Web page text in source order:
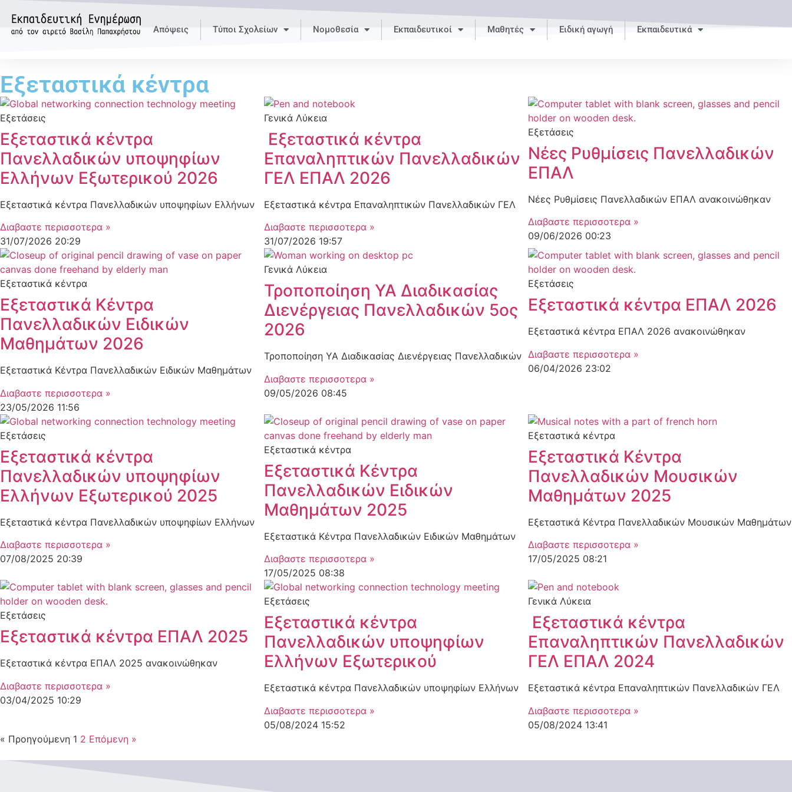
Απόψεις Τύποι Σχολείων Νομοθεσία Εκπαιδευτικοί Μαθητές Ειδική αγωγή Εκπαιδευτικά
Εξεταστικά κέντρα
Εξετάσεις
Εξεταστικά κέντρα
Πανελλαδικών υποψηφίων
Ελλήνων Εξωτερικού 2026
Εξεταστικά κέντρα Πανελλαδικών υποψηφίων Ελλήνων
Διαβαστε περισσοτερα »
31/07/2026 20:29
Γενικά Λύκεια
Εξεταστικά κέντρα
Επαναληπτικών Πανελλαδικών
ΓΕΛ ΕΠΑΛ 2026
Εξεταστικά κέντρα Επαναληπτικών Πανελλαδικών ΓΕΛ
Διαβαστε περισσοτερα »
31/07/2026 19:57
Εξετάσεις
Νέες Ρυθμίσεις Πανελλαδικών
ΕΠΑΛ
Νέες Ρυθμίσεις Πανελλαδικών ΕΠΑΛ ανακοινώθηκαν
Διαβαστε περισσοτερα »
09/06/2026 00:23
Εξεταστικά κέντρα
Εξεταστικά Κέντρα
Πανελλαδικών Ειδικών
Μαθημάτων 2026
Εξεταστικά Κέντρα Πανελλαδικών Ειδικών Μαθημάτων
Διαβαστε περισσοτερα »
23/05/2026 11:56
Γενικά Λύκεια
Τροποποίηση ΥΑ Διαδικασίας
Διενέργειας Πανελλαδικών 5ος
2026
Τροποποίηση ΥΑ Διαδικασίας Διενέργειας Πανελλαδικών
Διαβαστε περισσοτερα »
09/05/2026 08:45
Εξετάσεις
Εξεταστικά κέντρα ΕΠΑΛ 2026
Εξεταστικά κέντρα ΕΠΑΛ 2026 ανακοινώθηκαν
Διαβαστε περισσοτερα »
06/04/2026 23:02
Εξετάσεις
Εξεταστικά κέντρα
Πανελλαδικών υποψηφίων
Ελλήνων Εξωτερικού 2025
Εξεταστικά κέντρα Πανελλαδικών υποψηφίων Ελλήνων
Διαβαστε περισσοτερα »
07/08/2025 20:39
Εξεταστικά κέντρα
Εξεταστικά Κέντρα
Πανελλαδικών Ειδικών
Μαθημάτων 2025
Εξεταστικά Κέντρα Πανελλαδικών Ειδικών Μαθημάτων
Διαβαστε περισσοτερα »
17/05/2025 08:38
Εξεταστικά κέντρα
Εξεταστικά Κέντρα
Πανελλαδικών Μουσικών
Μαθημάτων 2025
Εξεταστικά Κέντρα Πανελλαδικών Μουσικών Μαθημάτων
Διαβαστε περισσοτερα »
17/05/2025 08:21
Εξετάσεις
Εξεταστικά κέντρα ΕΠΑΛ 2025
Εξεταστικά κέντρα ΕΠΑΛ 2025 ανακοινώθηκαν
Διαβαστε περισσοτερα »
03/04/2025 10:29
Εξετάσεις
Εξεταστικά κέντρα
Πανελλαδικών υποψηφίων
Ελλήνων Εξωτερικού
Εξεταστικά κέντρα Πανελλαδικών υποψηφίων Ελλήνων
Διαβαστε περισσοτερα »
05/08/2024 15:52
Γενικά Λύκεια
Εξεταστικά κέντρα
Επαναληπτικών Πανελλαδικών
ΓΕΛ ΕΠΑΛ 2024
Εξεταστικά κέντρα Επαναληπτικών Πανελλαδικών ΓΕΛ
Διαβαστε περισσοτερα »
05/08/2024 13:41
« Προηγούμενη 1 2 Επόμενη »